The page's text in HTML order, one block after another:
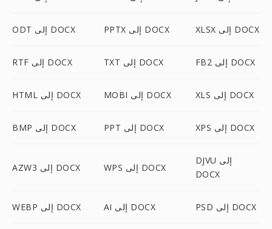
ODT إلى DOCX PPTX إلى DOCX XLSX إلى DOCX
RTF إلى DOCX TXT إلى DOCX FB2 إلى DOCX
HTML إلى DOCX MOBI إلى DOCX XLS إلى DOCX
BMP إلى DOCX PPT إلى DOCX XPS إلى DOCX
AZW3 إلى DOCX WPS إلى DOCX
DJVU إلى
DOCX
WEBP إلى DOCX AI إلى DOCX PSD إلى DOCX